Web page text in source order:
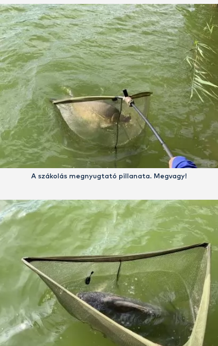
A szákolás megnyugtató pillanata. Megvagy!